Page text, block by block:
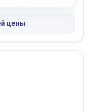
цены